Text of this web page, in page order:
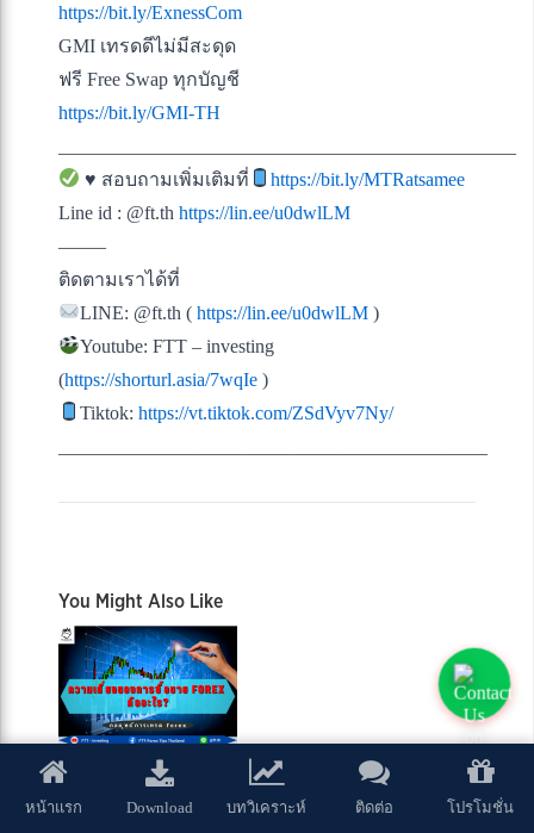
https://bit.ly/ExnessCom
GMI เทรดดีไม่มีสะดุด
ฟรี Free Swap ทุกบัญชี
https://bit.ly/GMI-TH
♥️ สอบถามเพิ่มเติมที่
https://bit.ly/MTRatsamee
Line id : @ft.th https://lin.ee/u0dwlLM
——–
ติดตามเราได้ที่
LINE: @ft.th (https://lin.ee/u0dwlLM )
Youtube: FTT – investing
(https://shorturl.asia/7wqIe )
Tiktok:https://vt.tiktok.com/ZSdVyv7Ny/
You Might Also Like
ความเสี่ยงของการซื้อขาย Forex คืออะไร?
หน้าแรก Download บทวิเคราะห์ ติดต่อ โปรโมชั่น